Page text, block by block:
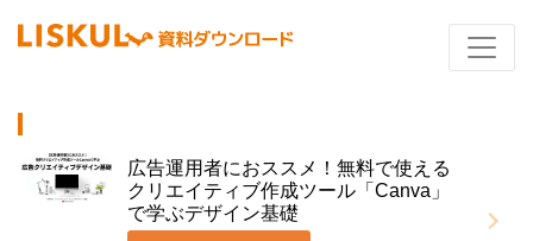
広告運用者におススメ！無料で使える
クリエイティブ作成ツール「Canva」
で学ぶデザイン基礎